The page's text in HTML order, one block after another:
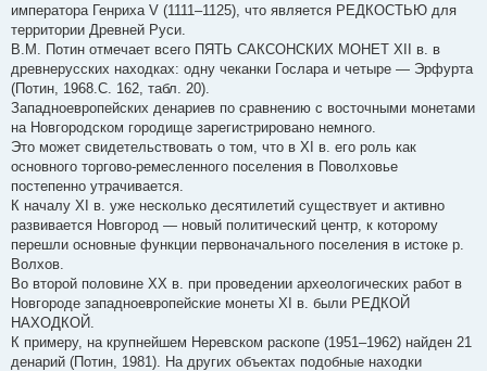
императора Генриха V (1111–1125), что является РЕДКОСТЬЮ для
территории Древней Руси.
В.М. Потин отмечает всего ПЯТЬ САКСОНСКИХ МОНЕТ XII в. в
древнерусских находках: одну чеканки Гослара и четыре — Эрфурта
(Потин, 1968.С. 162, табл. 20).
Западноевропейских денариев по сравнению с восточными монетами
на Новгородском городище зарегистрировано немного.
Это может свидетельствовать о том, что в XI в. его роль как
основного торгово-ремесленного поселения в Поволховье
постепенно утрачивается.
К началу XI в. уже несколько десятилетий существует и активно
развивается Новгород — новый политический центр, к которому
перешли основные функции первоначального поселения в истоке р.
Волхов.
Во второй половине XX в. при проведении археологических работ в
Новгороде западноевропейские монеты XI в. были РЕДКОЙ
НАХОДКОЙ.
К примеру, на крупнейшем Неревском раскопе (1951–1962) найден 21
денарий (Потин, 1981). На других объектах подобные находки